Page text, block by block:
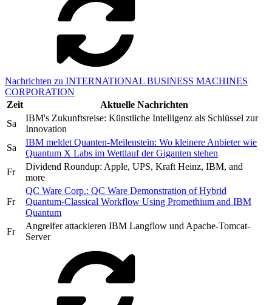
Nachrichten zu INTERNATIONAL BUSINESS MACHINES
CORPORATION
Zeit
Aktuelle Nachrichten
Sa
IBM's Zukunftsreise: Künstliche Intelligenz als Schlüssel zur
Innovation
Sa
IBM meldet Quanten-Meilenstein: Wo kleinere Anbieter wie
Quantum X Labs im Wettlauf der Giganten stehen
Fr
Dividend Roundup: Apple, UPS, Kraft Heinz, IBM, and
more
Fr
QC Ware Corp.: QC Ware Demonstration of Hybrid
Quantum-Classical Workflow Using Promethium and IBM
Quantum
Fr
Angreifer attackieren IBM Langflow und Apache-Tomcat-
Server